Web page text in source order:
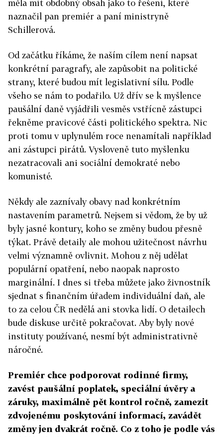
měla mít obdobný obsah jako to řešení, které
naznačil pan premiér a paní ministryně
Schillerová.
Od začátku říkáme, že naším cílem není napsat
konkrétní paragrafy, ale zapůsobit na politické
strany, které budou mít legislativní sílu. Podle
všeho se nám to podařilo. Už dřív se k myšlence
paušální daně vyjádřili vesměs vstřícně zástupci
řekněme pravicové části politického spektra. Nic
proti tomu v uplynulém roce nenamítali například
ani zástupci pirátů. Vysloveně tuto myšlenku
nezatracovali ani sociální demokraté nebo
komunisté.
Někdy ale zaznívaly obavy nad konkrétním
nastavením parametrů. Nejsem si vědom, že by už
byly jasné kontury, koho se změny budou přesně
týkat. Právě detaily ale mohou užitečnost návrhu
velmi významně ovlivnit. Mohou z něj udělat
populární opatření, nebo naopak naprosto
marginální. I dnes si třeba můžete jako živnostník
sjednat s finančním úřadem individuální daň, ale
to za celou ČR nedělá ani stovka lidí. O detailech
bude diskuse určitě pokračovat. Aby byly nové
instituty používané, nesmí být administrativně
náročné.
Premiér chce podporovat rodinné firmy,
zavést paušální poplatek, speciální úvěry a
záruky, maximálně pět kontrol ročně, zamezit
zdvojenému poskytování informací, zavádět
změny jen dvakrát ročně. Co z toho je podle vás